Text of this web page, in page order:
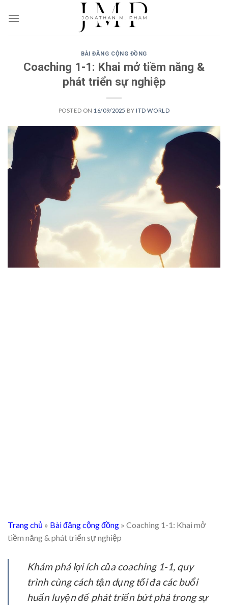
BÀI ĐĂNG CỘNG ĐỒNG
Coaching 1-1: Khai mở tiềm năng &
phát triển sự nghiệp
POSTED ON 16/09/2025 BY ITD WORLD
Trang chủ » Bài đăng cộng đồng » Coaching 1-1: Khai mở
tiềm năng & phát triển sự nghiệp
Khám phá lợi ích của coaching 1-1, quy
trình cùng cách tận dụng tối đa các buổi
huấn luyện để phát triển bứt phá trong sự